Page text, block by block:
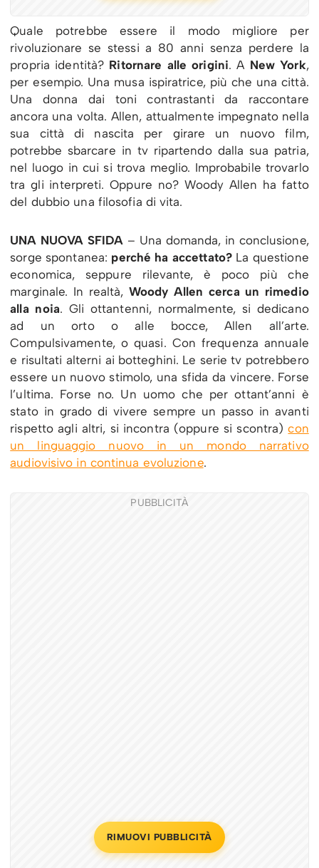
Quale potrebbe essere il modo migliore per
rivoluzionare se stessi a 80 anni senza perdere la
propria identità? Ritornare alle origini. A New York,
per esempio. Una musa ispiratrice, più che una città.
Una donna dai toni contrastanti da raccontare
ancora una volta. Allen, attualmente impegnato nella
sua città di nascita per girare un nuovo film,
potrebbe sbarcare in tv ripartendo dalla sua patria,
nel luogo in cui si trova meglio. Improbabile trovarlo
tra gli interpreti. Oppure no? Woody Allen ha fatto
del dubbio una filosofia di vita.
UNA NUOVA SFIDA – Una domanda, in conclusione,
sorge spontanea: perché ha accettato?La questione
economica, seppure rilevante, è poco più che
marginale. In realtà, Woody Allen cerca un rimedio
alla noia. Gli ottantenni, normalmente, si dedicano
ad un orto o alle bocce, Allen all’arte.
Compulsivamente, o quasi. Con frequenza annuale
e risultati alterni ai botteghini. Le serie tv potrebbero
essere un nuovo stimolo, una sfida da vincere. Forse
l’ultima. Forse no. Un uomo che per ottant’anni è
stato in grado di vivere sempre un passo in avanti
rispetto agli altri, si incontra (oppure si scontra)con
un linguaggio nuovo in un mondo narrativo
audiovisivo in continua evoluzione.
PUBBLICITÀ
RIMUOVI PUBBLICITÀ